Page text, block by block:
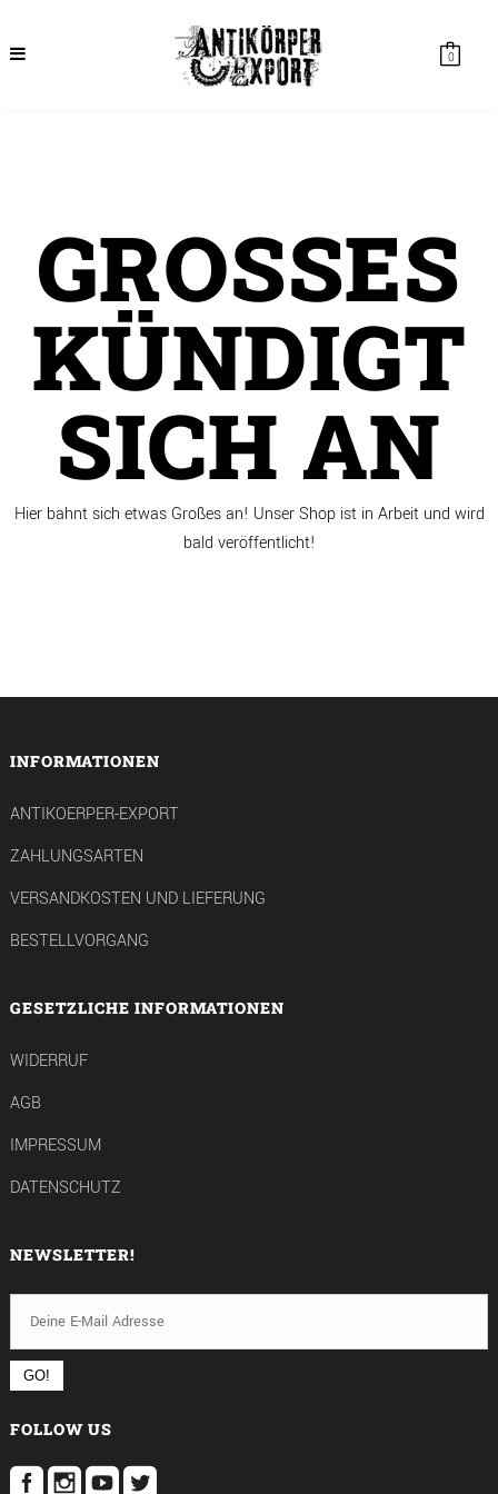
0
GROSSES K
ÜNDIGT S
ICH AN
Hier bahnt sich etwas Großes an! Unser Shop ist in Arbeit und wird
bald veröffentlicht!
INFORMATIONEN
ANTIKOERPER-EXPORT
ZAHLUNGSARTEN
VERSANDKOSTEN UND LIEFERUNG
BESTELLVORGANG
GESETZLICHE INFORMATIONEN
WIDERRUF
AGB
IMPRESSUM
DATENSCHUTZ
NEWSLETTER!
FOLLOW US